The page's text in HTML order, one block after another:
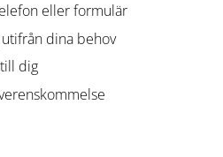
eller formulär
dina behov
dig